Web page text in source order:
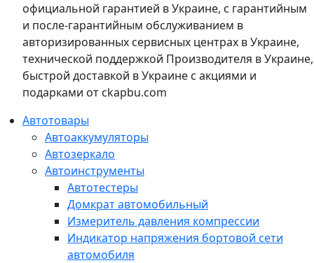
официальной гарантией в Украине, с гарантийным
и после-гарантийным обслуживанием в
авторизированных сервисных центрах в Украине,
технической поддержкой Производителя в Украине,
быстрой доставкой в Украине с акциями и
подарками от ckapbu.com
Автотовары
Автоаккумуляторы
Автозеркало
Автоинструменты
Автотестеры
Домкрат автомобильный
Измеритель давления компрессии
Индикатор напряжения бортовой сети
автомобиля